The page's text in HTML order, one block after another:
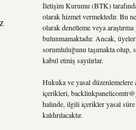
İletişim Kurumu (BTK)
olarak hizmet vermektedir. Bu
olarak denetleme veya
bulunmamaktadır. Ancak,
sorumluluğunu taşımakta olup,
kabul etmiş sayılırlar.
Hukuka ve yasal düzenlemelere
içerikleri,
halinde, ilgili içerikler yasal
kaldırılacaktır.